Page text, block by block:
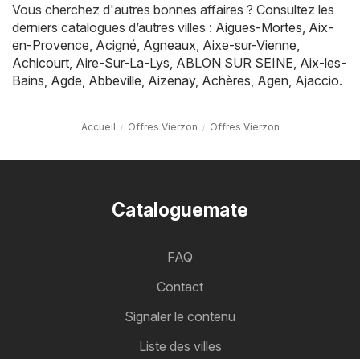
Vous cherchez d'autres bonnes affaires ? Consultez les
derniers catalogues d’autres villes : Aigues-Mortes Aix-
en-Provence Acigné Agneaux Aixe-sur-Vienne
Achicourt Aire-Sur-La-Lys ABLON SUR SEINE Aix-les-
Bains Agde Abbeville Aizenay, Achères Agen Ajaccio.
Accueil Offres Vierzon Offres Vierzon
Cataloguemate
FAQ
Contact
Signaler le contenu
Liste des villes